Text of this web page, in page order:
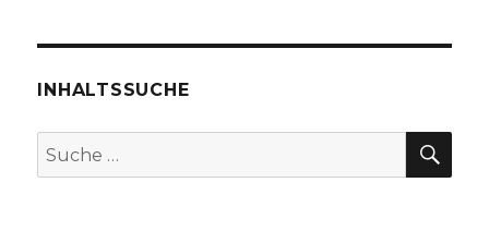
INHALTSSUCHE
Suche
nach: